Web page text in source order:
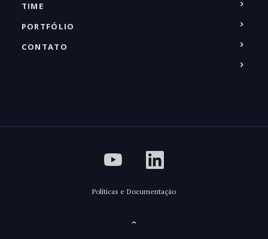
TIME
PORTFÓLIO
CONTATO
Políticas e Documentação